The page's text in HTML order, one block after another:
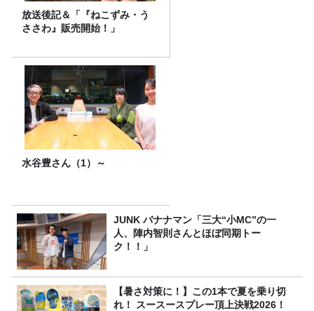
放送後記＆「『ねこずみ・う
ささわ』販売開始！」
水谷豊さん（1）～
JUNK バナナマン「三大“小MC”の一
人、陣内智則さんとほぼ同期トー
ク！！」
【暑さ対策に！】この1本で夏を乗り切
れ！ スースースプレー頂上決戦2026！